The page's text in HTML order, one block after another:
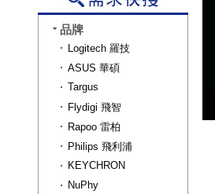
品牌
Logitech 羅技
ASUS 華碩
Targus
Flydigi 飛智
Rapoo 雷柏
Philips 飛利浦
KEYCHRON
NuPhy